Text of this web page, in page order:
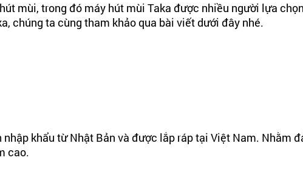
mùi, trong đó máy hút mùi Taka được nhiều người lựa
chúng ta cùng tham khảo qua bài viết dưới đây nhé.
khẩu từ Nhật Bản và được lắp ráp tại Việt Nam. Nhằm
cao.